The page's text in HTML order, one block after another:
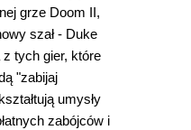
grze Doom II,
szał - Duke
tych gier, które
"zabijaj
umysły
zabójców i